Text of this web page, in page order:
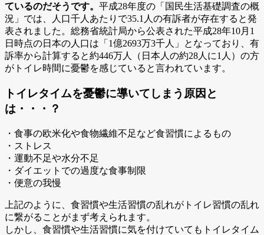
ているのだそうです。 平成28年度の「国民生活基礎調査の概
況」では、人口千人あたりで35.1人の有訴者が存在すると発
表されました。総務省統計局から公表された平成28年10月1
日時点の日本の人口は「1億2693万3千人」となっており、有
訴率から計算すると約446万人（日本人の約28人に1人）の方
がトイレ時間に憂鬱を感じていると言われています。
トイレタイムを憂鬱に導いてしまう原因と
は・・・？
・食事の欧米化や食物繊維不足など食習慣によるもの
・ストレス
・運動不足や水分不足
・ダイエットでの過度な食事制限
・便意の我慢
上記のように、食習慣や生活習慣の乱れがトイレ習慣の乱れ
に繋がることがまず考えられます。
しかし、食習慣や生活習慣に気を付けていてもトイレタイム